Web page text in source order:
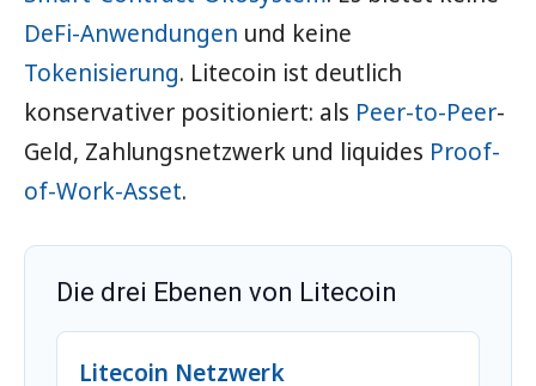
DeFi-Anwendungen und keine
Tokenisierung. Litecoin ist deutlich
konservativer positioniert: als Peer-to-Peer-
Geld, Zahlungsnetzwerk und liquides Proof-
of-Work-Asset.
Die drei Ebenen von Litecoin
Litecoin Netzwerk